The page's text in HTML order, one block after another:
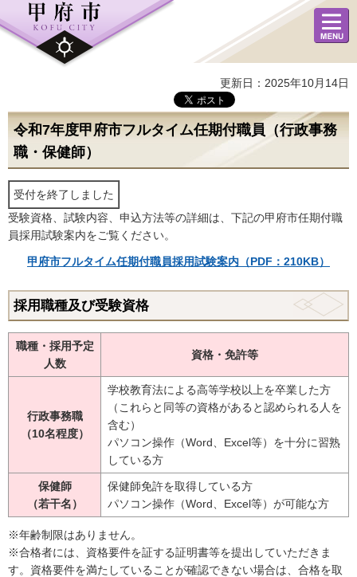
メニュ
ー
更新日：2025年10月14日
令和7年度甲府市フルタイム任期付職員（行政事務
職・保健師）
受付を終了しました
受験資格、試験内容、申込方法等の詳細は、下記の甲府市任期付職
員採用試験案内をご覧ください。
甲府市フルタイム任期付職員採用試験案内（PDF：210KB）
採用職種及び受験資格
職種・採用予定
人数
資格・免許等
行政事務職
（10名程度）
学校教育法による高等学校以上を卒業した方
（これらと同等の資格があると認められる人を
含む）
パソコン操作（Word、Excel等）を十分に習熟
している方
保健師
（若干名）
保健師免許を取得している方
パソコン操作（Word、Excel等）が可能な方
※年齢制限はありません。
※合格者には、資格要件を証する証明書等を提出していただきま
す。資格要件を満たしていることが確認できない場合は、合格を取